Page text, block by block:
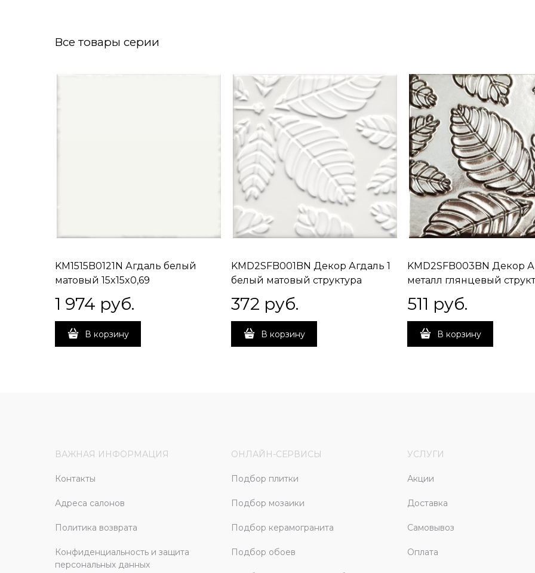
Все товары серии
KM1515B0121N Агдаль белый
матовый 15x15x0,69
1 974 руб.
В корзину
KMD2SFB001BN Декор Агдаль 1
белый матовый структура
372 руб.
В корзину
KMD2SFB003BN Декор
металл глянцевый
511 руб.
В корзину
ВАЖНАЯ ИНФОРМАЦИЯ
Контакты
Адреса салонов
Политика возврата
Конфиденциальность и защита
персональных данных
ОНЛАЙН-СЕРВИСЫ
Подбор плитки
Подбор мозаики
Подбор керамогранита
Подбор обоев
УСЛУГИ
Акции
Доставка
Самовывоз
Оплата